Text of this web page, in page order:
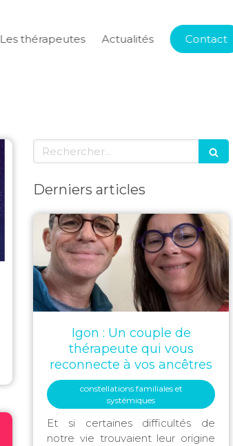
Les thérapeutes Actualités Contact
Rechercher
Derniers articles
Igon : Un couple de
thérapeute qui vous
reconnecte à vos ancêtres
constellations familiales et
systémiques
Et si certaines difficultés de
notre vie trouvaient leur origine